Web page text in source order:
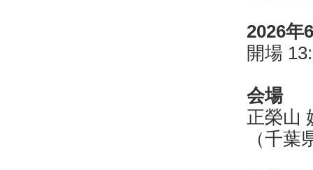
2026年
開場
会場
正榮山
（千